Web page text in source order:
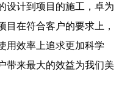
设计到项目的施工，卓为
目在符合客户的要求上，
用效率上追求更加科学
带来最大的效益为我们美